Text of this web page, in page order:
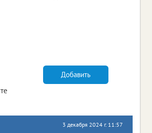
Добавить
3 декабря 2024 г. 11:57